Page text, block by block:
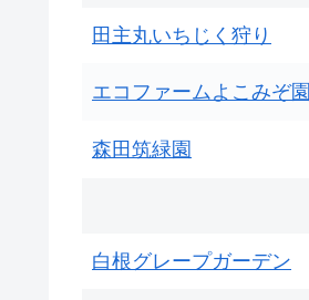
田主丸いちじく狩り
エコファームよこみぞ園
森田筑緑園
白根グレープガーデン